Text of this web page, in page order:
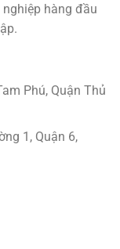
hàng đầu
Phú, Quận Thủ
1, Quận 6,